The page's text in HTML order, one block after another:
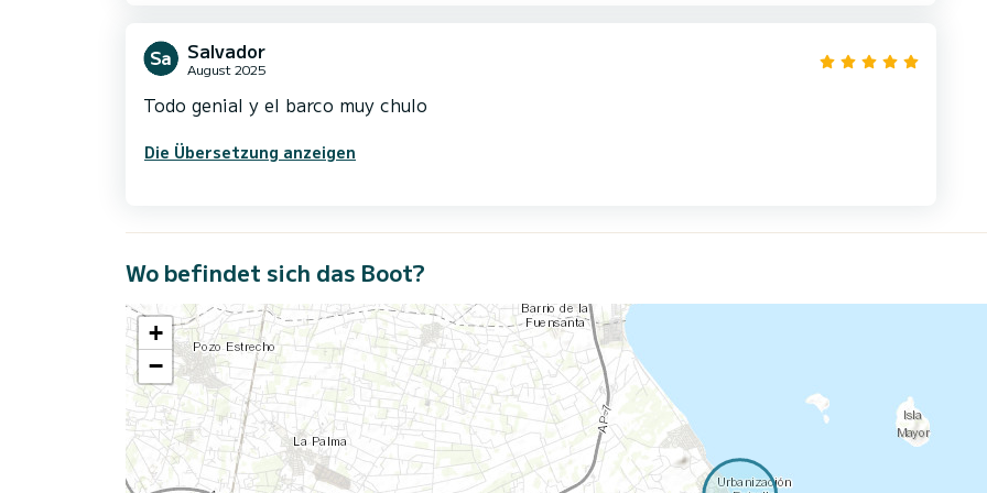
Salvador
August 2025
Todo genial y el barco muy chulo
Die Übersetzung anzeigen
Wo befindet sich das Boot?
+
−